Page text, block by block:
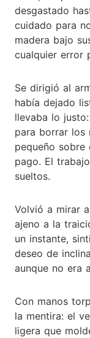
desgastado
cuidado para
madera bajo
cualquier error
Se dirigió al
había dejado
llevaba lo
para borrar los
pequeño
pago. El
sueltos.
Volvió a mirar
ajeno a la
un instante,
deseo de
aunque no era
Con manos
la mentira: el
ligera que